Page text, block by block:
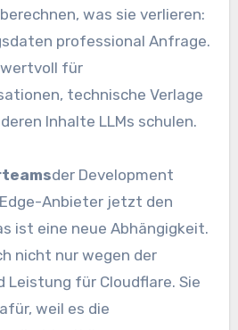
was sie verlieren:
professional Anfrage.
für
technische Verlage
Inhalte LLMs schulen.
der Development
Anbieter jetzt den
ist eine neue Abhängigkeit.
nicht nur wegen der
Leistung für Cloudflare. Sie
weil es die